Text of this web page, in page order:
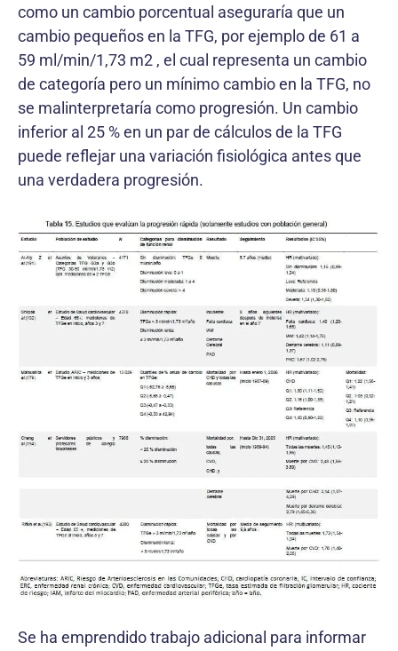
como un cambio porcentual aseguraría que un
cambio pequeños en la TFG, por ejemplo de 61 a
59 ml/min/1,73 m2 , el cual representa un cambio
de categoría pero un mínimo cambio en la TFG, no
se malinterpretaría como progresión. Un cambio
inferior al 25 % en un par de cálculos de la TFG
puede reflejar una variación fisiológica antes que
una verdadera progresión.
Se ha emprendido trabajo adicional para informar